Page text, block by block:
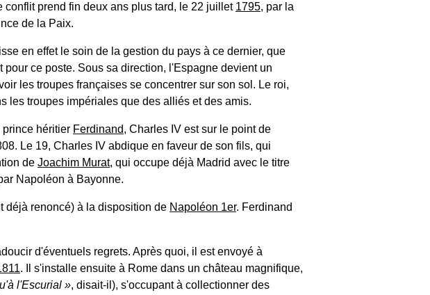
prend fin deux ans plus tard, le 22 juillet 1795, par la
de la Paix.
en effet le soin de la gestion du pays à ce dernier, que
ce poste. Sous sa direction, l'Espagne devient un
les troupes françaises se concentrer sur son sol. Le roi,
les troupes impériales que des alliés et des amis.
héritier Ferdinand, Charles IV est sur le point de
Le 19, Charles IV abdique en faveur de son fils, qui
de Joachim Murat, qui occupe déjà Madrid avec le titre
Napoléon à Bayonne.
déjà renoncé) à la disposition de Napoléon 1er. Ferdinand
d'éventuels regrets. Après quoi, il est envoyé à
. Il s'installe ensuite à Rome dans un château magnifique,
l'Escurial
, disait-il), s'occupant à collectionner des